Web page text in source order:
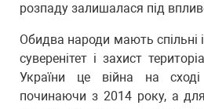
розпаду залишалася під
Обидва народи мають спільні
суверенітет і захист
України це війна на
починаючи з 2014 року, а